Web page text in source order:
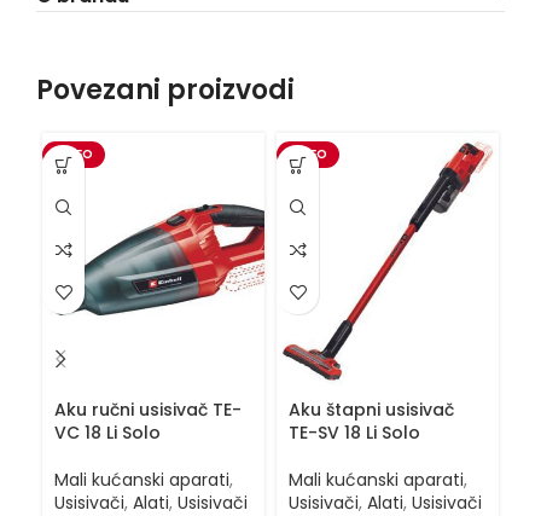
Povezani proizvodi
VIDEO
Aku ručni usisivač TE-
VC 18 Li Solo
Mali kućanski aparati,
Usisivači, Alati, Usisivači
VIDEO
Aku štapni usisivač
TE-SV 18 Li Solo
Mali kućanski aparati,
Usisivači, Alati, Usisivači